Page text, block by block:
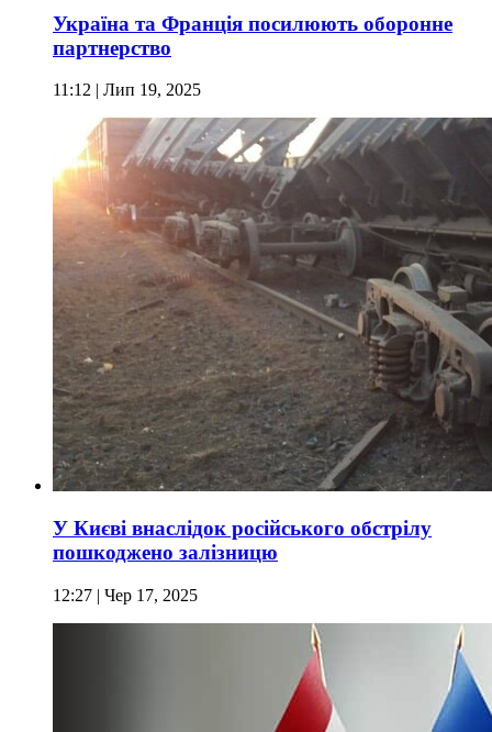
Україна та Франція посилюють оборонне
партнерство
11:12 | Лип 19, 2025
У Києві внаслідок російського обстрілу
пошкоджено залізницю
12:27 | Чер 17, 2025